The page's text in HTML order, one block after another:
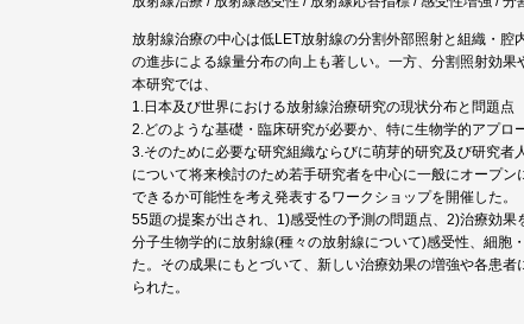
放射線治療の中心は低LET放射線の分割外部照射と組織・
の進歩による線量分布の向上も著しい。一方、分割照射効
本研究では、
1.日本及び世界における放射線治療研究の現状分布と問題点
2.どのような基礎・臨床研究が必要か、特に生物学的アプ
3.そのために必要な研究組織ならびに萌芽的研究及び研究者
について将来検討のため若手研究者を中心に一般にオープ
できるか可能性を考え発表するワークショップを開催した。
55題の提案が出され、1)感受性の予測の問題点、2)治療効
分子生物学的に放射線(種々の放射線について)感受性、細胞
た。その成果にもとづいて、新しい治療効果の増強や各患
られた。